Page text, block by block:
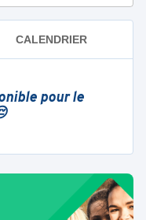
CALENDRIER
pour le